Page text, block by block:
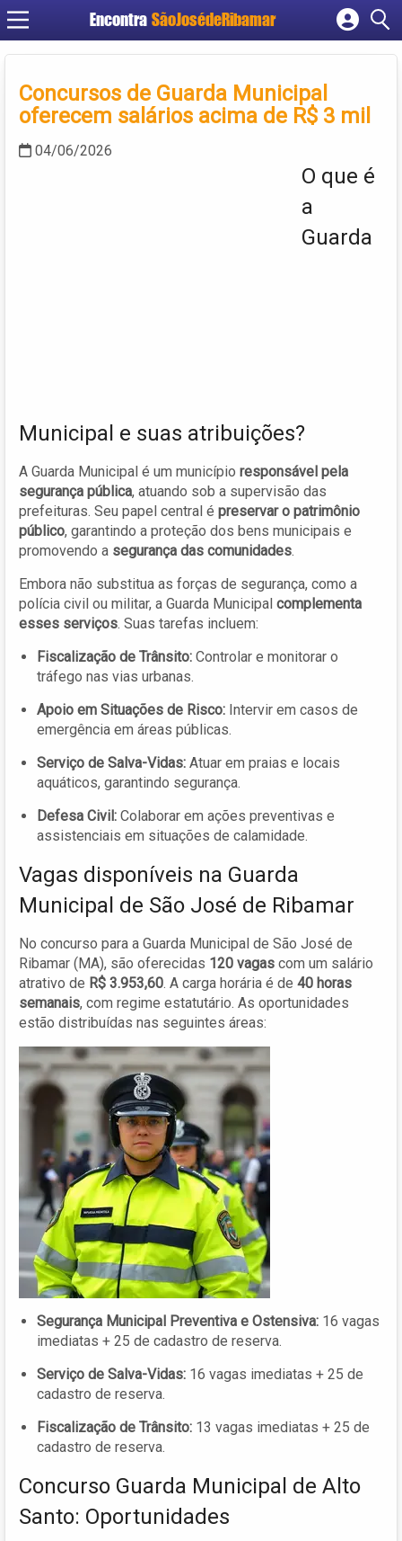
Encontra SãoJosédeRibamar
Cadastrar empresa
Criar conta
Concursos de Guarda Municipal
oferecem salários acima de R$ 3 mil
04/06/2026
O que é
a
Guarda
Municipal e suas atribuições?
A Guarda Municipal é um município responsável pela
segurança pública, atuando sob a supervisão das
prefeituras. Seu papel central é preservar o patrimônio
público, garantindo a proteção dos bens municipais e
promovendo a segurança das comunidades.
Embora não substitua as forças de segurança, como a
polícia civil ou militar, a Guarda Municipal complementa
esses serviços. Suas tarefas incluem:
Fiscalização de Trânsito: Controlar e monitorar o
tráfego nas vias urbanas.
Apoio em Situações de Risco: Intervir em casos de
emergência em áreas públicas.
Serviço de Salva-Vidas: Atuar em praias e locais
aquáticos, garantindo segurança.
Defesa Civil: Colaborar em ações preventivas e
assistenciais em situações de calamidade.
Vagas disponíveis na Guarda
Municipal de São José de Ribamar
No concurso para a Guarda Municipal de São José de
Ribamar (MA), são oferecidas 120 vagas com um salário
atrativo de R$ 3.953,60. A carga horária é de 40 horas
semanais, com regime estatutário. As oportunidades
estão distribuídas nas seguintes áreas:
Segurança Municipal Preventiva e Ostensiva: 16 vagas
imediatas + 25 de cadastro de reserva.
Serviço de Salva-Vidas: 16 vagas imediatas + 25 de
cadastro de reserva.
Fiscalização de Trânsito: 13 vagas imediatas + 25 de
cadastro de reserva.
Concurso Guarda Municipal de Alto
Santo: Oportunidades